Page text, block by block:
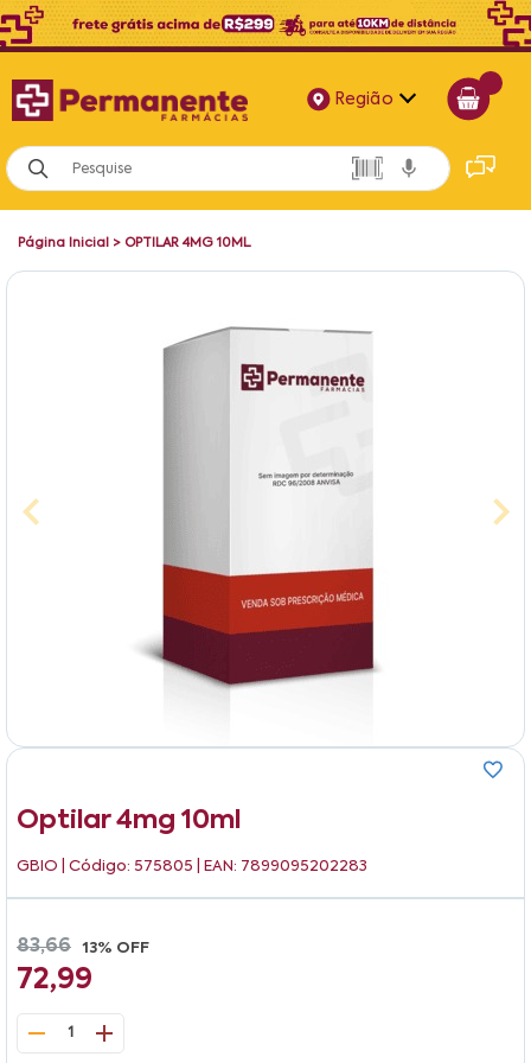
Região
Alagoas
Bahia
Página Inicial > OPTILAR 4MG 10ML
Optilar 4mg 10ml
GBIO | Código: 575805 | EAN: 7899095202283
83,66 13% OFF
72,99
1